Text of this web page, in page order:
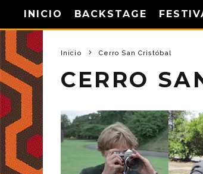
INICIO BACKSTAGE
Inicio Cerro San Cristóbal
CERRO